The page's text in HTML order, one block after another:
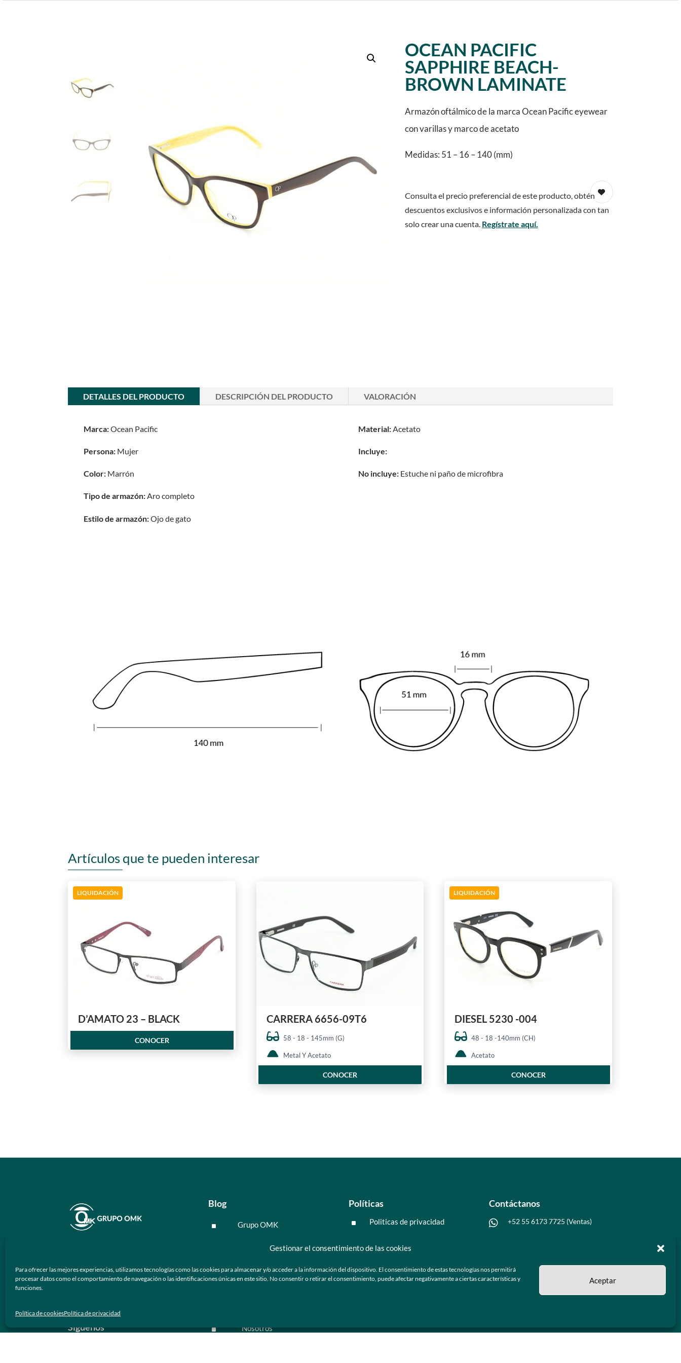
Gestionar el consentimiento de las cookies
Para ofrecer las mejores experiencias, utilizamos tecnologías como las cookies para almacenar y/o acceder a la información del dispositivo. El consentimiento de estas tecnologías nos permitirá
procesar datos como el comportamiento de navegación o las identificaciones únicas en este sitio. No consentir o retirar el consentimiento, puede afectar negativamente a ciertas características y
funciones.
Aceptar
Política de cookiesPolítica de privacidad
OCEAN PACIFIC
SAPPHIRE BEACH-
BROWN LAMINATE
Armazón oftálmico de la marca Ocean Pacific eyewear
con varillas y marco de acetato
Medidas: 51 – 16 – 140 (mm)
Consulta el precio preferencial de este producto, obtén
descuentos exclusivos e información personalizada con tan
solo crear una cuenta. Regístrate aquí.
DETALLES DEL PRODUCTO DESCRIPCIÓN DEL PRODUCTO VALORACIÓN
Marca:Ocean Pacific Material:Acetato
Persona: Mujer Incluye:
Color: Marrón No incluye: Estuche ni paño de microfibra
Tipo de armazón:Aro completo
Estilo de armazón:Ojo de gato
Artículos que te pueden interesar
LIQUIDACIÓN
D’AMATO 23 – BLACK
CONOCER
CARRERA 6656-09T6
58 - 18 - 145mm (G)
Metal Y Acetato
CONOCER
LIQUIDACIÓN
DIESEL 5230 -004
48 - 18 -140mm (CH)
Acetato
CONOCER
ópticos y lentes de sol de calidad y
Síguenos
Blog
^ Grupo OMK
^ Tecnología
^ Nosotros
Políticas
^ Politicas de privacidad
Contáctanos
 +52 55 6173 7725 (Ventas)